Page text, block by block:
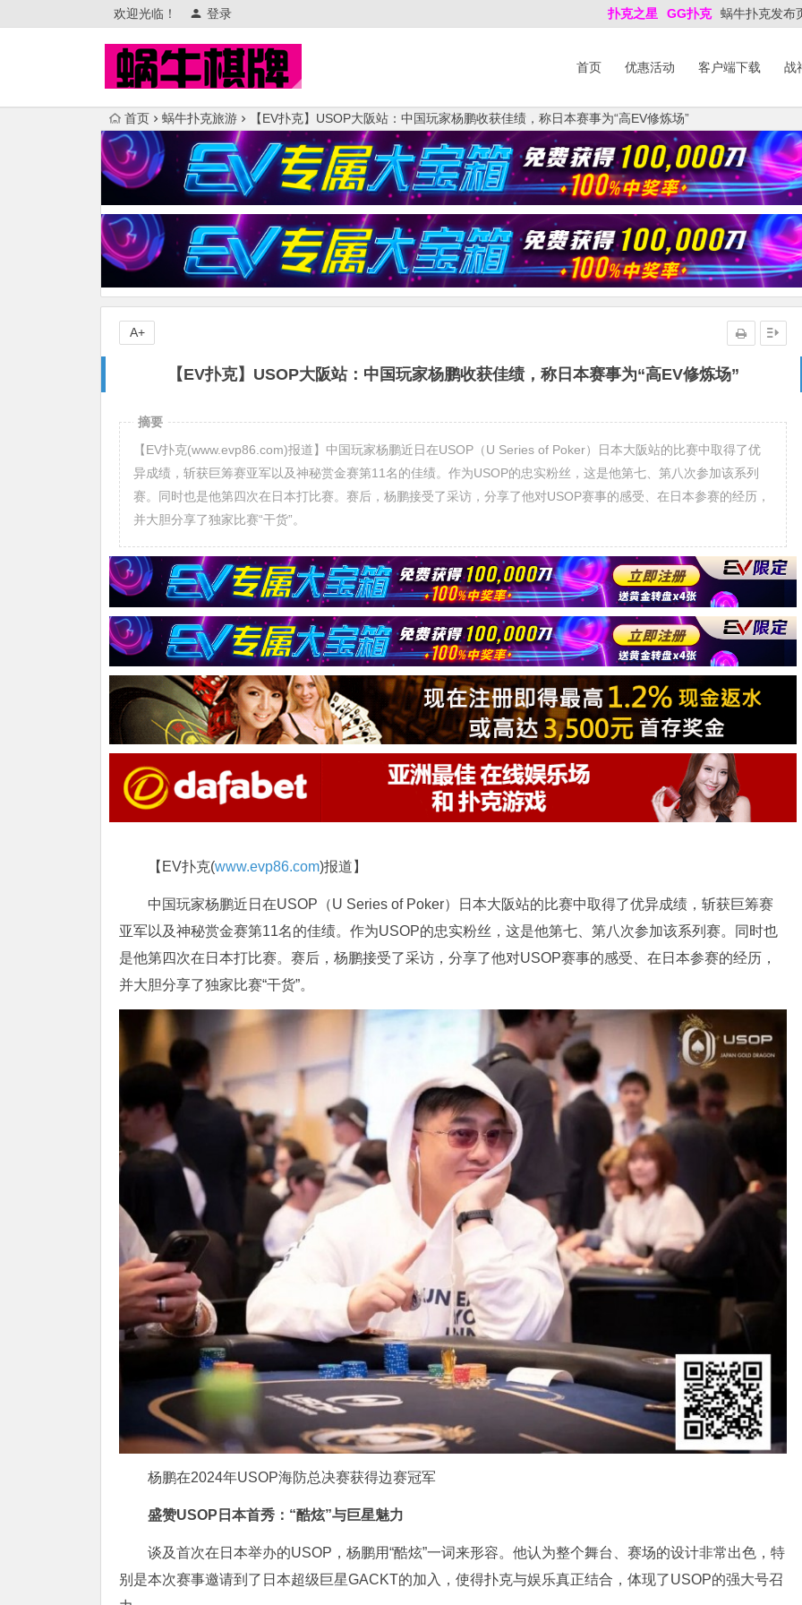
欢迎光临！ 登录 扑克之星 GG扑克 蜗牛扑克发布
首页 优惠活动 客户端下载 战
首页 蜗牛扑克旅游 【EV扑克】USOP大阪站：中国玩家杨鹏收获佳绩，称日本赛事为“高EV修炼场”
【EV扑克】USOP大阪站：中国玩家杨鹏收获佳绩，称日本赛事为“高EV修炼场”
A+
摘要
【EV扑克(www.evp86.com)报道】中国玩家杨鹏近日在USOP（U Series of Poker）日本大阪站的比赛中取得了优
异成绩，斩获巨筹赛亚军以及神秘赏金赛第11名的佳绩。作为USOP的忠实粉丝，这是他第七、第八次参加该系列
赛。同时也是他第四次在日本打比赛。赛后，杨鹏接受了采访，分享了他对USOP赛事的感受、在日本参赛的经历，
并大胆分享了独家比赛“干货”。
【EV扑克(www.evp86.com)报道】
中国玩家杨鹏近日在USOP（U Series of Poker）日本大阪站的比赛中取得了优异成绩，斩获巨筹赛
亚军以及神秘赏金赛第11名的佳绩。作为USOP的忠实粉丝，这是他第七、第八次参加该系列赛。同时也
是他第四次在日本打比赛。赛后，杨鹏接受了采访，分享了他对USOP赛事的感受、在日本参赛的经历，
并大胆分享了独家比赛“干货”。
杨鹏在2024年USOP海防总决赛获得边赛冠军
盛赞USOP日本首秀：“酷炫”与巨星魅力
谈及首次在日本举办的USOP，杨鹏用“酷炫”一词来形容。他认为整个舞台、赛场的设计非常出色，特
别是本次赛事邀请到了日本超级巨星GACKT的加入，使得扑克与娱乐真正结合，体现了USOP的强大号召